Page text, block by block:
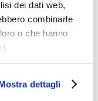
dei dati web,
combinarle
o che hanno
dettagli